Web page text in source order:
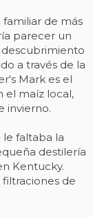
de más
parecer un
descubrimiento
a través de la
Mark es el
el maíz local,
invierno.
le faltaba la
destilería
Kentucky.
de